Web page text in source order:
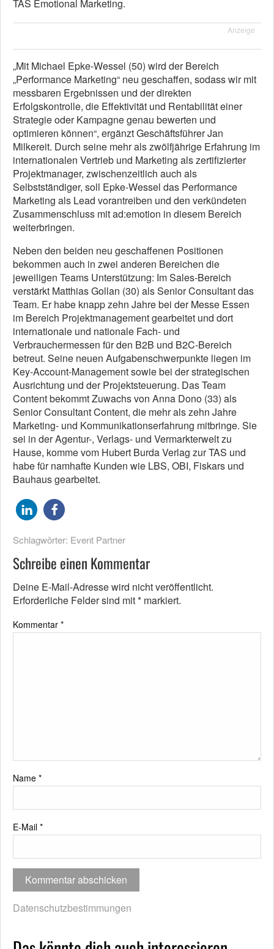
TAS Emotional Marketing.
Anzeige
„Mit Michael Epke-Wessel (50) wird der Bereich
„Performance Marketing“ neu geschaffen, sodass wir mit
messbaren Ergebnissen und der direkten
Erfolgskontrolle, die Effektivität und Rentabilität einer
Strategie oder Kampagne genau bewerten und
optimieren können“, ergänzt Geschäftsführer Jan
Milkereit. Durch seine mehr als zwölfjährige Erfahrung im
internationalen Vertrieb und Marketing als zertifizierter
Projektmanager, zwischenzeitlich auch als
Selbstständiger, soll Epke-Wessel das Performance
Marketing als Lead vorantreiben und den verkündeten
Zusammenschluss mit ad:emotion in diesem Bereich
weiterbringen.
Neben den beiden neu geschaffenen Positionen
bekommen auch in zwei anderen Bereichen die
jeweiligen Teams Unterstützung: Im Sales-Bereich
verstärkt Matthias Gollan (30) als Senior Consultant das
Team. Er habe knapp zehn Jahre bei der Messe Essen
im Bereich Projektmanagement gearbeitet und dort
internationale und nationale Fach- und
Verbrauchermessen für den B2B und B2C-Bereich
betreut. Seine neuen Aufgabenschwerpunkte liegen im
Key-Account-Management sowie bei der strategischen
Ausrichtung und der Projektsteuerung. Das Team
Content bekommt Zuwachs von Anna Dono (33) als
Senior Consultant Content, die mehr als zehn Jahre
Marketing- und Kommunikationserfahrung mitbringe. Sie
sei in der Agentur-, Verlags- und Vermarkterwelt zu
Hause, komme vom Hubert Burda Verlag zur TAS und
habe für namhafte Kunden wie LBS, OBI, Fiskars und
Bauhaus gearbeitet.
Schlagwörter: Event Partner
Schreibe einen Kommentar
Deine E-Mail-Adresse wird nicht veröffentlicht.
Erforderliche Felder sind mit* markiert.
Kommentar *
Name *
E-Mail *
Datenschutzbestimmungen